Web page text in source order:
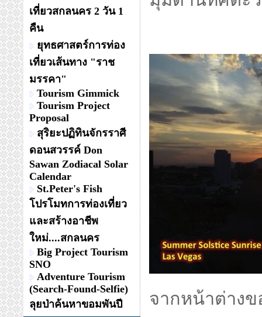
เที่ยวสกลนคร 2 วัน 1
คืน
ยุทธศาสตร์การท่อง
เที่ยวเส้นทาง "ราช
มรรคา"
Tourism Gimmick
Tourism Project
Proposal
สุริยะปฏิทินจักรราศี
ดอนสวรรค์ Don
Sawan Zodiacal Solar
Calendar
St.Peter's Fish
โปรโมทการท่องเที่ยว
และสร้างอาชีพ
ใหม่....สกลนคร
Big Project Tourism
SNO
Adventure Tourism
(Search-Found-Selfie)
ลุยป่าค้นหาขอมพันปี
จากหน้าต่างข